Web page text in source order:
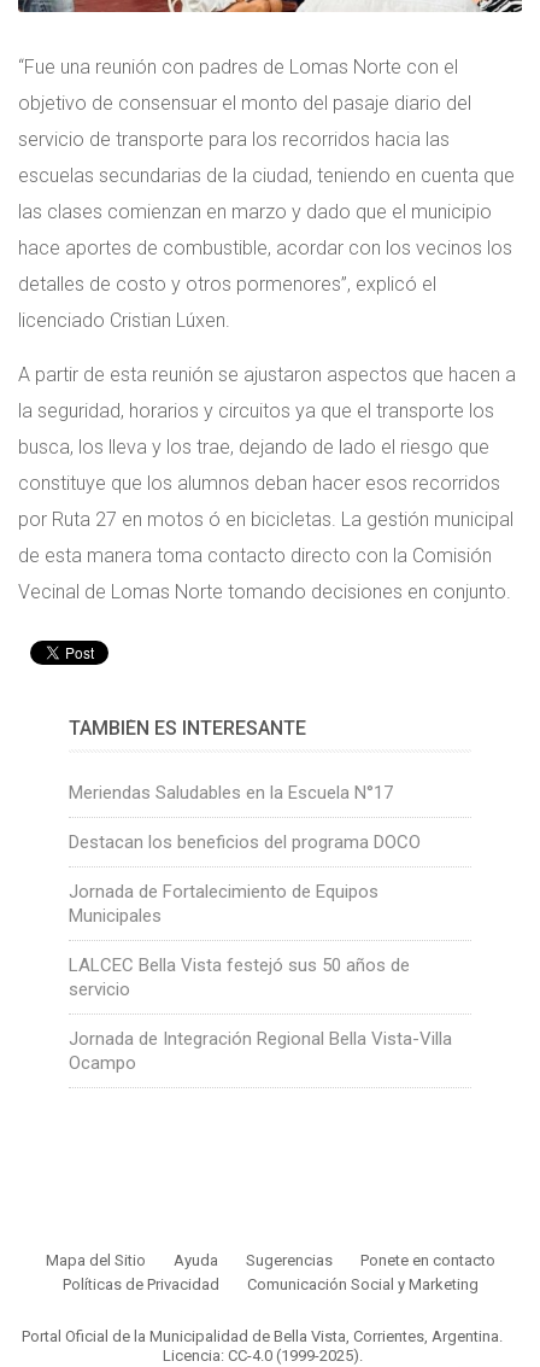
“Fue una reunión con padres de Lomas Norte con el
objetivo de consensuar el monto del pasaje diario del
servicio de transporte para los recorridos hacia las
escuelas secundarias de la ciudad, teniendo en cuenta que
las clases comienzan en marzo y dado que el municipio
hace aportes de combustible, acordar con los vecinos los
detalles de costo y otros pormenores”, explicó el
licenciado Cristian Lúxen.
A partir de esta reunión se ajustaron aspectos que hacen a
la seguridad, horarios y circuitos ya que el transporte los
busca, los lleva y los trae, dejando de lado el riesgo que
constituye que los alumnos deban hacer esos recorridos
por Ruta 27 en motos ó en bicicletas. La gestión municipal
de esta manera toma contacto directo con la Comisión
Vecinal de Lomas Norte tomando decisiones en conjunto.
TAMBIÉN ES INTERESANTE
Meriendas Saludables en la Escuela N°17
Destacan los beneficios del programa DOCO
Jornada de Fortalecimiento de Equipos
Municipales
LALCEC Bella Vista festejó sus 50 años de
servicio
Jornada de Integración Regional Bella Vista-Villa
Ocampo
Mapa del Sitio Ayuda Sugerencias
Ponete en contacto
Políticas de Privacidad
Comunicación Social y Marketing
Portal Oficial de la Municipalidad de Bella Vista, Corrientes, Argentina.
Licencia: CC-4.0 (1999-2025).